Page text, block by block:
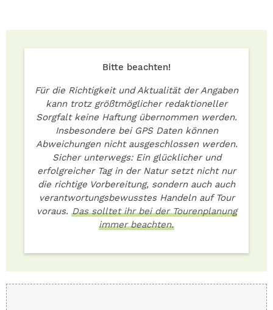
Bitte beachten!
Für die Richtigkeit und Aktualität der Angaben
kann trotz größtmöglicher redaktioneller
Sorgfalt keine Haftung übernommen werden.
Insbesondere bei GPS Daten können
Abweichungen nicht ausgeschlossen werden.
Sicher unterwegs: Ein glücklicher und
erfolgreicher Tag in der Natur setzt nicht nur
die richtige Vorbereitung, sondern auch auch
verantwortungsbewusstes Handeln auf Tour
voraus. Das solltet ihr bei der Tourenplanung
immer beachten.